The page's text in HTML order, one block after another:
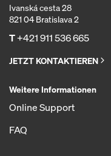
Ivanská cesta 28
821 04 Bratislava 2
T+421 911 536 665
JETZT KONTAKTIEREN
Weitere Informationen
Online Support
FAQ